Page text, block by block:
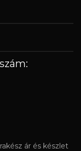
ár és készlet